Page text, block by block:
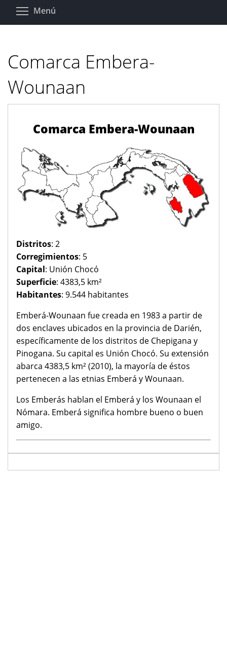
Pasar
Menú
Comarca Embera-
Wounaan
Comarca Embera-Wounaan
Distritos: 2
Corregimientos: 5
Capital: Unión Chocó
Superficie: 4383,5 km²
Habitantes: 9.544 habitantes
Emberá-Wounaan fue creada en 1983 a partir de
dos enclaves ubicados en la provincia de Darién,
específicamente de los distritos de Chepigana y
Pinogana. Su capital es Unión Chocó. Su extensión
abarca 4383,5 km² (2010), la mayoría de éstos
pertenecen a las etnias Emberá y Wounaan.
Los Emberás hablan el Emberá y los Wounaan el
Nómara. Emberá significa hombre bueno o buen
amigo.